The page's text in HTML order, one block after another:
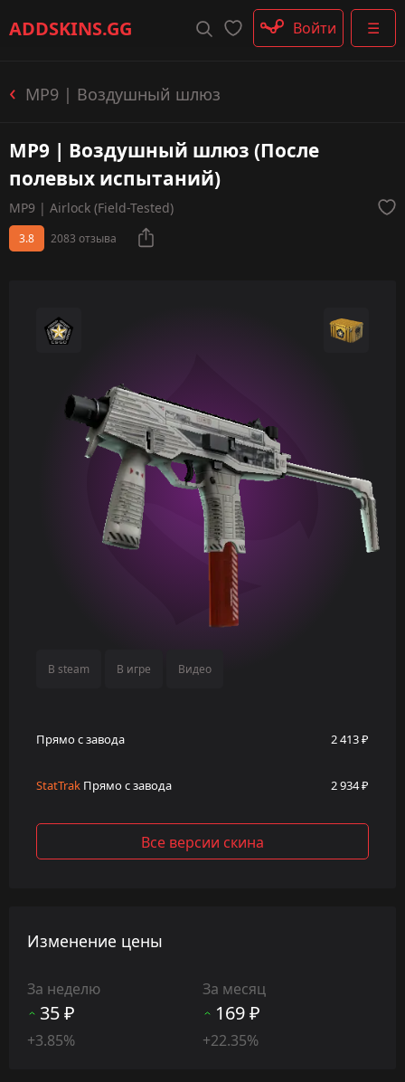
ADDSKINS.GG ☰
Пистолеты-пулемёты
Перчатки
Войти
MP9 | Воздушный шлюз
MP9 | Воздушный шлюз (После
полевых испытаний)
MP9 | Airlock (Field-Tested)
3.8 2083 отзыва
В steam В игре Видео
Прямо с завода 2 413 ₽
StatTrak Прямо с завода 2 934 ₽
Все версии скина
Изменение цены
За неделю
35 ₽
+3.85%
За месяц
169 ₽
+22.35%